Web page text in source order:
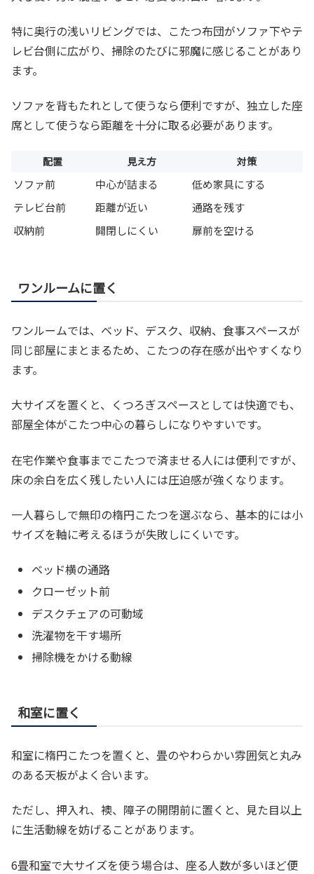
特に奥行の浅いリビングでは、こたつ布団がソファ下やテ
レビ台側に広がり、掃除のたびに邪魔に感じることがあり
ます。
ソファを背もたれとして使うなら便利ですが、独立した座
席として使うなら距離を十分に取る必要があります。
配置 見え方 対策
ソファ前 中心が詰まる
低め家具にする
テレビ台前
距離が近い
通路を残す
収納前
開閉しにくい 扉前を空ける
ワンルームに置く
ワンルームでは、ベッド、デスク、収納、食事スペースが
同じ部屋にまとまるため、こたつの存在感が出やすくなり
ます。
大サイズを置くと、くつろぎスペースとしては快適でも、
部屋全体がこたつ中心の暮らしになりやすいです。
在宅作業や食事までこたつで済ませる人には便利ですが、
床の余白を広く残したい人には圧迫感が強くなります。
一人暮らしで無印の楕円こたつを選ぶなら、基本的には小
サイズを軸に考えるほうが失敗しにくいです。
ベッド横の通路
クローゼット前
デスクチェアの可動域
洗濯物を干す場所
掃除機をかける動線
和室に置く
和室に楕円こたつを置くと、畳のやわらかい雰囲気と丸み
のある天板がよく合います。
ただし、押入れ、襖、障子の開閉前に置くと、見た目以上
に生活動線を妨げることがあります。
6畳和室で大サイズを使う場合は、座る人数が多いほど便